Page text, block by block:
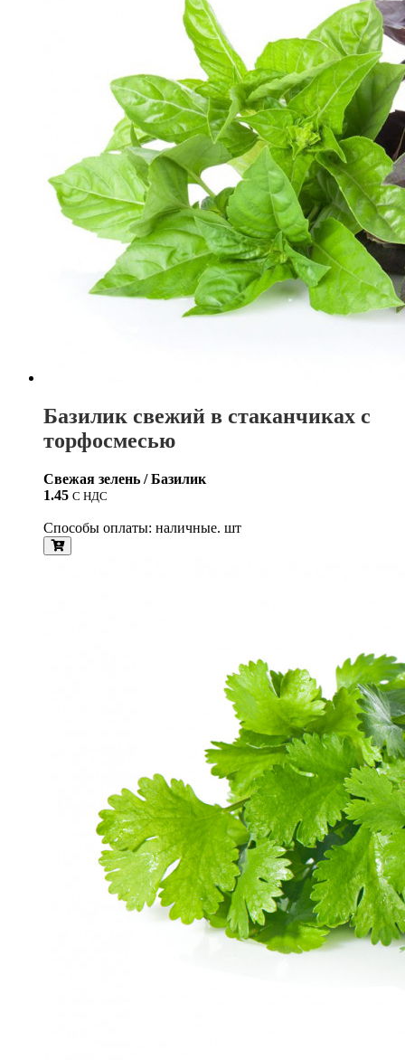
Базилик свежий в стаканчиках с
торфосмесью
Свежая зелень / Базилик
1.45 С НДС
Способы оплаты: наличные. шт